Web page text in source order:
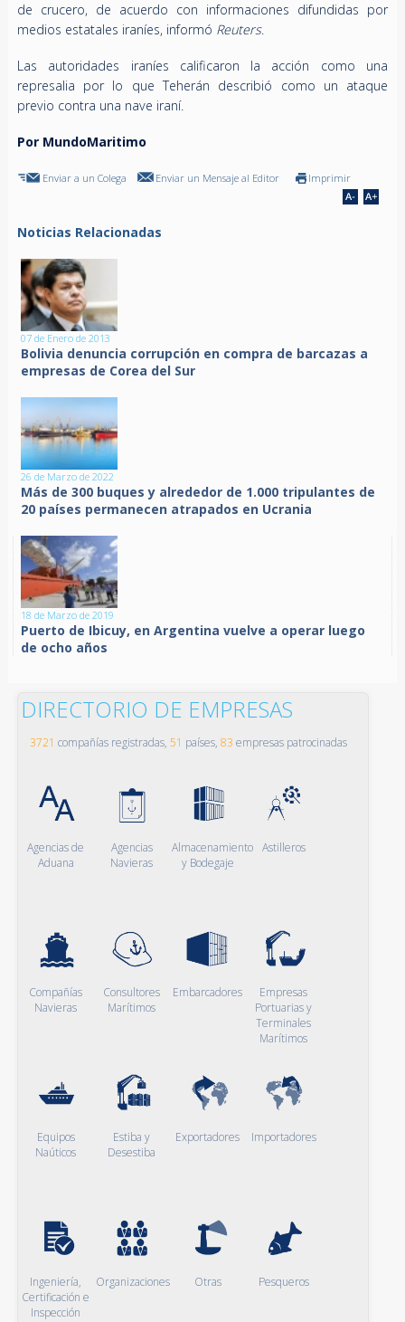
de crucero, de acuerdo con informaciones difundidas por
medios estatales iraníes, informó Reuters.
Las autoridades iraníes calificaron la acción como una
represalia por lo que Teherán describió como un ataque
previo contra una nave iraní.
Por MundoMaritimo
Enviar a un Colega Enviar un Mensaje al Editor Imprimir
Noticias Relacionadas
07 de Enero de 2013
Bolivia denuncia corrupción en compra de barcazas a
empresas de Corea del Sur
26 de Marzo de 2022
Más de 300 buques y alrededor de 1.000 tripulantes de
20 países permanecen atrapados en Ucrania
18 de Marzo de 2019
Puerto de Ibicuy, en Argentina vuelve a operar luego
de ocho años
DIRECTORIO DE EMPRESAS
3721 compañías registradas, 51 países, 83 empresas patrocinadas
Agencias de
Aduana
Agencias
Navieras
Almacenamiento
y Bodegaje
Astilleros
Compañías
Navieras
Consultores
Marítimos
Embarcadores
Empresas
Portuarias y
Terminales
Marítimos
Equipos
Naúticos
Estiba y
Desestiba
Exportadores Importadores
Ingeniería,
Certificación e
Inspección
Organizaciones Otras Pesqueros